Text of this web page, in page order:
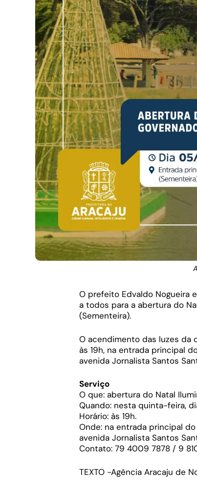
O prefeito Edvaldo Nogueira
a todos para a abertura do
(Sementeira).
O acendimento das luzes da
às 19h, na entrada principal
avenida Jornalista Santos
Serviço
O que: abertura do Natal
Quando: nesta quinta-feira,
Horário: às 19h.
Onde: na entrada principal
avenida Jornalista Santos
Contato: 79 4009 7878 / 9
TEXTO -Agência Aracaju de